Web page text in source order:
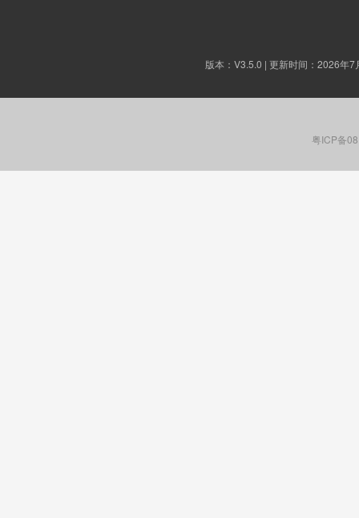
版本： V3.5.0 | 更新时间：2026年
粤ICP备